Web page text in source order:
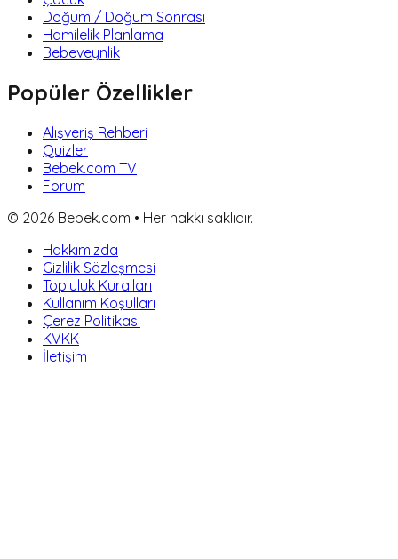
Doğum / Doğum Sonrası
Hamilelik Planlama
Bebeveynlik
Popüler Özellikler
Alışveriş Rehberi
Quizler
Bebek.com TV
Forum
© 2026 Bebek.com • Her hakkı saklıdır.
Hakkımızda
Gizlilik Sözleşmesi
Topluluk Kuralları
Kullanım Koşulları
Çerez Politikası
KVKK
İletişim